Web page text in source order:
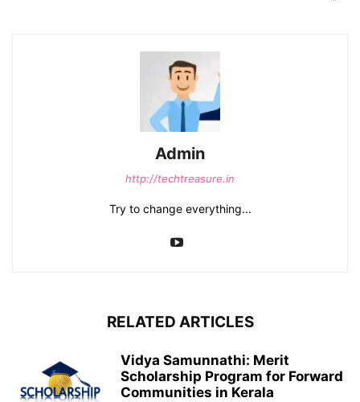
Admin
http://techtreasure.in
Try to change everything...
RELATED ARTICLES
Vidya Samunnathi: Merit
Scholarship Program for Forward
Communities in Kerala